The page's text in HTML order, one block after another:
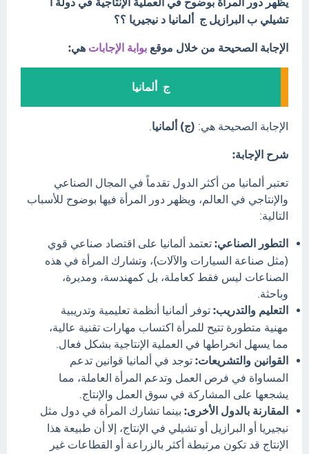
‏تشيلي ب ‏البرازيل ج ‏ ‏ألمانيا د ‏نيجيريا ؟؟
الإجابة الصحيحة من خلال موقع بوابة الإجابات هي:
ج ‏ ‏ألمانيا
الإجابة الصحيحة هي: (ج) ألمانيا
شرح الإجابة:
تعتبر ألمانيا من أكثر الدول تقدماً في المجال الصناعي
والإنتاجي في العالم، ويظهر دور المرأة فيها بوضوح للأسباب
التالية:
التطور الصناعي: تعتمد ألمانيا على اقتصاد صناعي قوي
(مثل صناعة السيارات والآلات)، وتشارك المرأة في هذه
الصناعات ليس فقط كعاملة، بل كمهندسة، ومديرة،
وباحثة.
التعليم والتدريب: توفر ألمانيا أنظمة تعليمية وتدريبية
مهنية متطورة تتيح للمرأة اكتساب مهارات تقنية عالية،
مما يسهل انخراطها في العملية الإنتاجية بشكل فعال.
القوانين والتشريعات: توجد في ألمانيا قوانين تدعم
المساواة في فرص العمل وتدعم المرأة العاملة، مما
يشجعها على المشاركة في سوق العمل والإنتاج.
المقارنة بالدول الأخرى: بينما تشارك المرأة في دول مثل
نيجيريا أو البرازيل أو تشيلي في الإنتاج، إلا أن طبيعة هذا
الإنتاج قد تكون مرتبطة أكثر بالزراعة أو القطاعات غير